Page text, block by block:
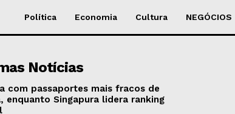
Política Economia Cultura NEGÓCIOS
Notícias
com passaportes mais fracos de
enquanto Singapura lidera ranking